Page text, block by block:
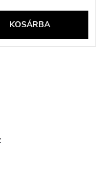
KOSÁRBA